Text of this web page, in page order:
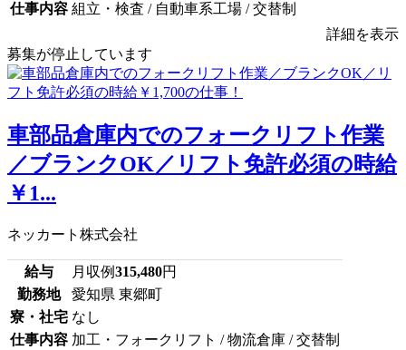
仕事内容 組立・検査 / 自動車系工場 / 交替制
詳細を表示
募集が停止しています
車部品倉庫内でのフォークリフト作業
／ブランクOK／リフト免許必須の時給
￥1...
ネッカート株式会社
給与 月収例315,480円
勤務地
愛知県 東郷町
寮・社宅 なし
仕事内容 加工・フォークリフト / 物流倉庫 / 交替制